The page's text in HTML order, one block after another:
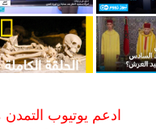
ادعم يوتيوب التمدن